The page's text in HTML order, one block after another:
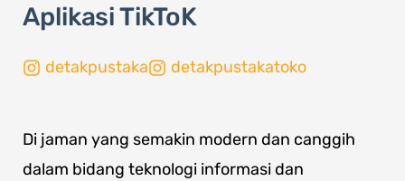
Aplikasi TikToK
detakpustaka detakpustakatoko
Di jaman yang semakin modern dan canggih
dalam bidang teknologi informasi dan